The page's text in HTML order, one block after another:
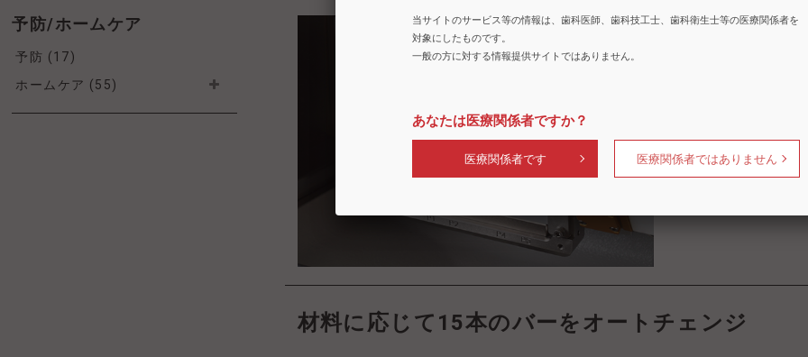
予防/ホームケア
予防 (17)
ホームケア (55)
C型クランプカートリ
材料に応じて15本のバーをオートチェンジ
当サイトのサービス等の情報は、歯科医師、歯科技工士、歯科衛生士等の医療関係者を
対象にしたものです。
一般の方に対する情報提供サイトではありません。
あなたは医療関係者ですか？
医療関係者です 医療関係者ではありません